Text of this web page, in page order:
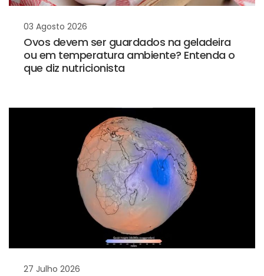
03 Agosto 2026
Ovos devem ser guardados na geladeira
ou em temperatura ambiente? Entenda o
que diz nutricionista
27 Julho 2026